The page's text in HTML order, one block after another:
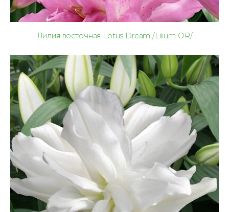
Лилия восточная Lotus Dream /Lilium OR/